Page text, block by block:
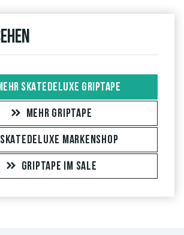
SKATEDELUXE GRIPTAPE
MEHR GRIPTAPE
SKATEDELUXE MARKENSHOP
GRIPTAPE IM SALE